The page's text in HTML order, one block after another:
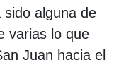
alguna de
varias lo que
Juan hacia el